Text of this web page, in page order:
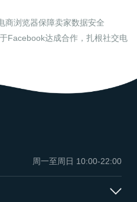
商浏览器保障卖家数据安全
Facebook达成合作，扎根社交电
周一至周日 10:00-22:00